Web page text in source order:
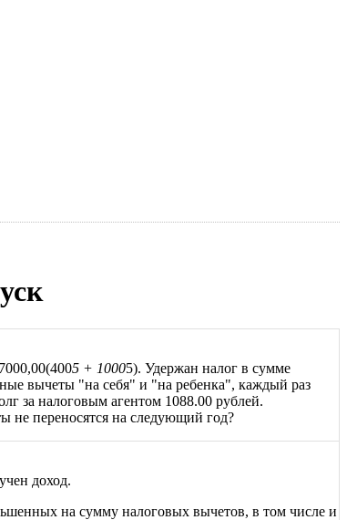
5 + 10005). Удержан налог в сумме
вычеты "на себя" и "на ребенка", каждый раз
за налоговым агентом 1088.00 рублей.
не переносятся на следующий год?
доход.
на сумму налоговых вычетов, в том числе и